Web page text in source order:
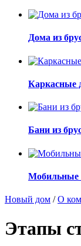
Дома из
Каркасные
Бани из
Мобильные
Новый дом / О
Этапы